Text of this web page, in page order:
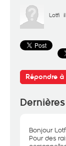
Lotfi
Répondre
Bonjour
Pour des